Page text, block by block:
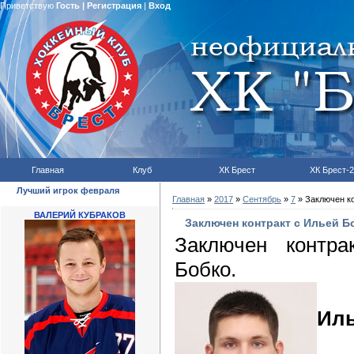
Приветствую Гость | Регистрация| Вход
Главная Клуб ХК Брест ХК Брест-2
Лучший игрок февраля
ВАЛЕРИЙ КУБРАКОВ
Главная » 2017 » Сентябрь » 7 » Заключен
Заключен контракт с Ильей
Заключен
Бобко.